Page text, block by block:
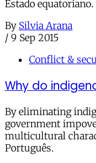
Estado
By Silvia Arana
/ 9 Sep 2015
Conflict &
Why do
By eliminating
government
multicultural
Português.